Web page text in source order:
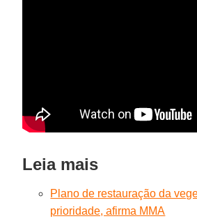
Leia mais
Plano de restauração da
prioridade, afirma MMA